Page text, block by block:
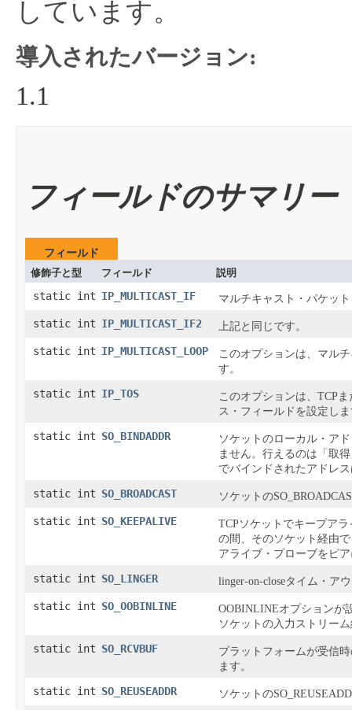
しています。
導入されたバージョン:
1.1
フィールドのサマリー
フィールド
修飾子と型
フィールド 説明
static int IP_MULTICAST_IF マルチキャスト・パケッ
static int IP_MULTICAST_IF2 上記と同じです。
static int IP_MULTICAST_LOOP
このオプションは、マル
す。
static int IP_TOS
このオプションは、TCP
ス・フィールドを設定し
static int SO_BINDADDR
ソケットのローカル・ア
ません。行えるのは「取
でバインドされたアドレ
static int SO_BROADCAST ソケットの
static int SO_KEEPALIVE
TCPソケットでキープア
の間、そのソケット経由
アライブ・プローブをピ
static int SO_LINGER linger-on-closeタイム・ア
static int SO_OOBINLINE
OOBINLINEオプションが
ソケットの入力ストリー
static int SO_RCVBUF
プラットフォームが受信
ます。
static int SO_REUSEADDR ソケットの